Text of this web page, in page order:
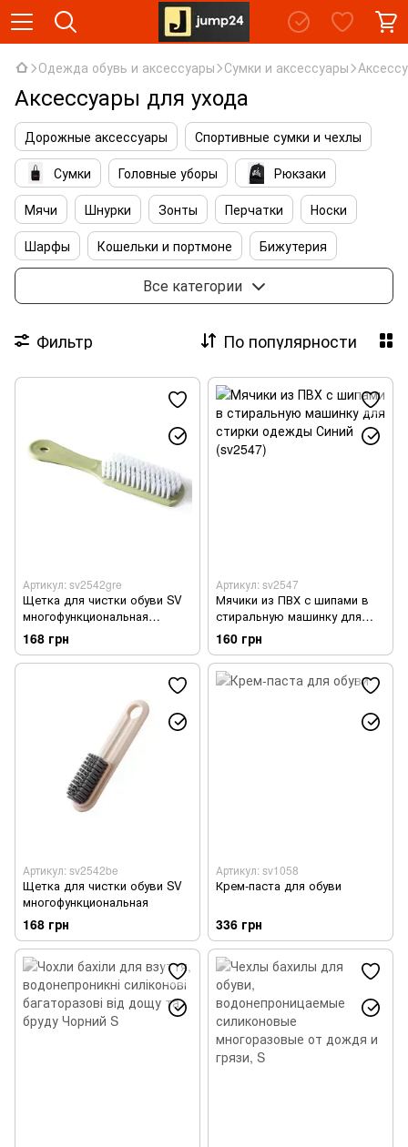
Одежда обувь и аксессуары Сумки и аксессуары
Аксессуары для ухода
Дорожные аксессуары
Спортивные сумки и чехлы
Сумки
Головные уборы
Рюкзаки
Мячи
Шнурки Зонты Перчатки
Носки
Шарфы
Кошельки и портмоне
Бижутерия
Аксессуары для ухода
Солнцезащитные очки
Косметички и несессеры
Все категории
Фильтр По популярности
Артикул: sv2542gre
Щетка для чистки обуви SV
многофункциональная
Зеленый (sv2542gre)
168 грн
Артикул: sv2547
Мячики из ПВХ с шипами в
стиральную машинку для
стирки одежды Синий
(sv2547)
160 грн
Артикул: sv2542be
Щетка для чистки обуви SV
многофункциональная
168 грн
Артикул: sv1058
Крем-паста для обуви
336 грн